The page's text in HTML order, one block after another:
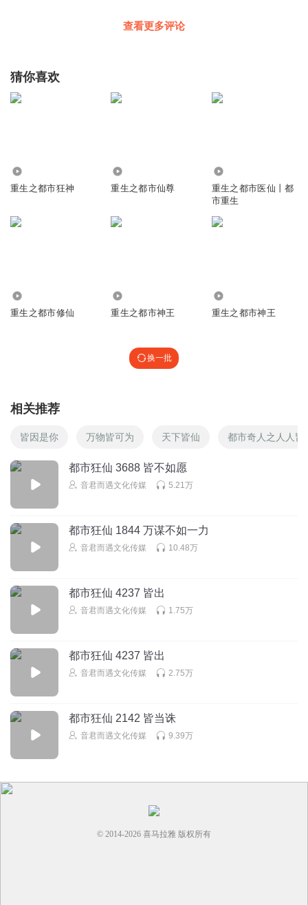
查看更多评论
猜你喜欢
重生之都市狂神 重生之都市仙尊
重生之都市医仙丨都
市重生
重生之都市修仙 重生之都市神王 重生之都市神王
换一批
相关推荐
皆因是你 万物皆可为 天下皆仙 都市奇人之人人皆
都市狂仙 3688 皆不如愿
音君而遇文化传媒 5.21万
都市狂仙 1844 万谋不如一力
音君而遇文化传媒 10.48万
都市狂仙 4237 皆出
音君而遇文化传媒 1.75万
都市狂仙 4237 皆出
音君而遇文化传媒 2.75万
都市狂仙 2142 皆当诛
音君而遇文化传媒 9.39万
© 2014-2026 喜马拉雅 版权所有